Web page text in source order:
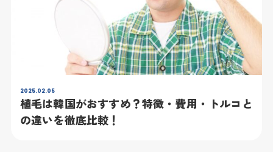
2025.02.05
植毛は韓国がおすすめ？特徴・費用・トルコと
の違いを徹底比較！